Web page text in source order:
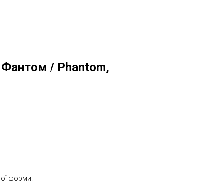
Фантом / Phantom,
форми.